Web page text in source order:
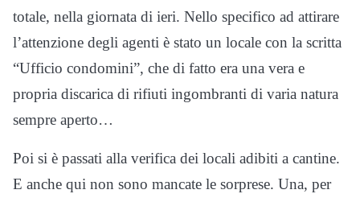
totale, nella giornata di ieri. Nello specifico ad attirare
l’attenzione degli agenti è stato un locale con la scritta
“Ufficio condomini”, che di fatto era una vera e
propria discarica di rifiuti ingombranti di varia natura
sempre aperto…
Poi si è passati alla verifica dei locali adibiti a cantine.
E anche qui non sono mancate le sorprese. Una, per